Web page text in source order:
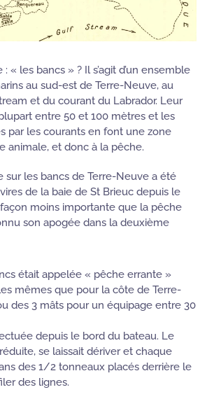
« les bancs » ? Il s’agit d’un ensemble
au sud-est de Terre-Neuve, au
et du courant du Labrador. Leur
entre 50 et 100 mètres et les
par les courants en font une zone
animale, et donc à la pêche.
sur les bancs de Terre-Neuve a été
de la baie de St Brieuc depuis le
moins importante que la pêche
son apogée dans la deuxième
était appelée « pêche errante »
mêmes que pour la côte de Terre-
des 3 mâts pour un équipage entre 30
depuis le bord du bateau. Le
se laissait dériver et chaque
des 1/2 tonneaux placés derrière le
des lignes.